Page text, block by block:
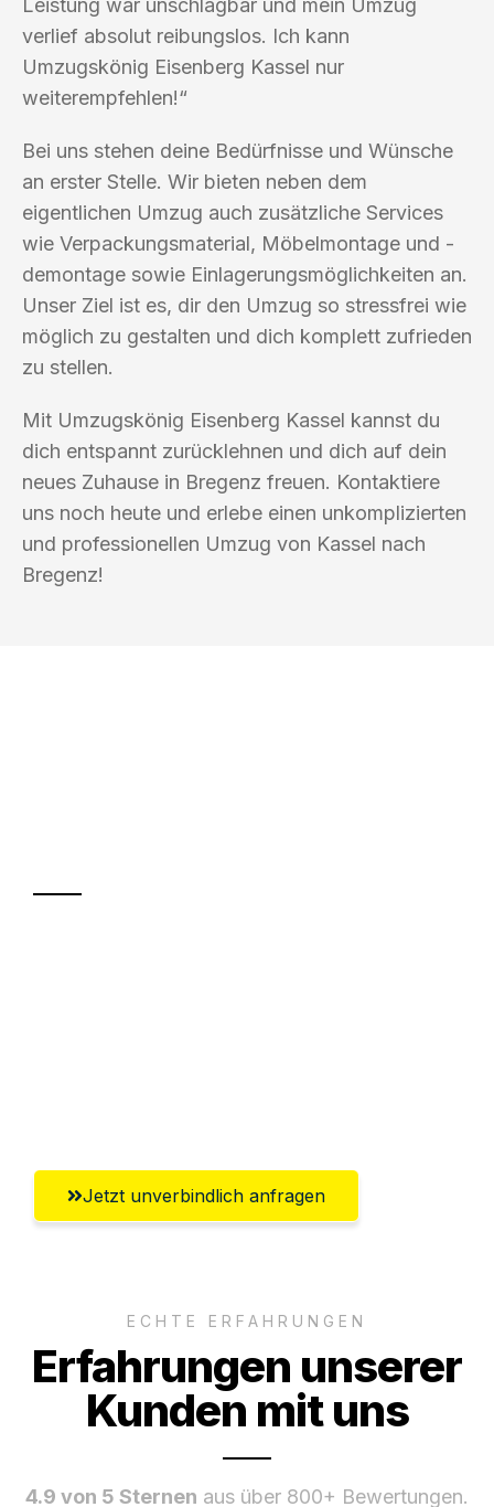
Leistung war unschlagbar und mein Umzug
verlief absolut reibungslos. Ich kann
Umzugskönig Eisenberg Kassel nur
weiterempfehlen!“
Bei uns stehen deine Bedürfnisse und Wünsche
an erster Stelle. Wir bieten neben dem
eigentlichen Umzug auch zusätzliche Services
wie Verpackungsmaterial, Möbelmontage und -
demontage sowie Einlagerungsmöglichkeiten an.
Unser Ziel ist es, dir den Umzug so stressfrei wie
möglich zu gestalten und dich komplett zufrieden
zu stellen.
Mit Umzugskönig Eisenberg Kassel kannst du
dich entspannt zurücklehnen und dich auf dein
neues Zuhause in Bregenz freuen. Kontaktiere
uns noch heute und erlebe einen unkomplizierten
und professionellen Umzug von Kassel nach
Bregenz!
Jetzt unverbindlich anfragen
ECHTE ERFAHRUNGEN
Erfahrungen unserer
Kunden mit uns
4.9 von 5 Sternen aus über 800+ Bewertungen.